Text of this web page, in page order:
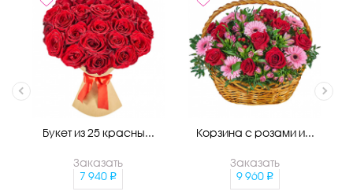
Букет из 25 красны...
Заказать
7 940
Корзина с розами и...
Заказать
9 960